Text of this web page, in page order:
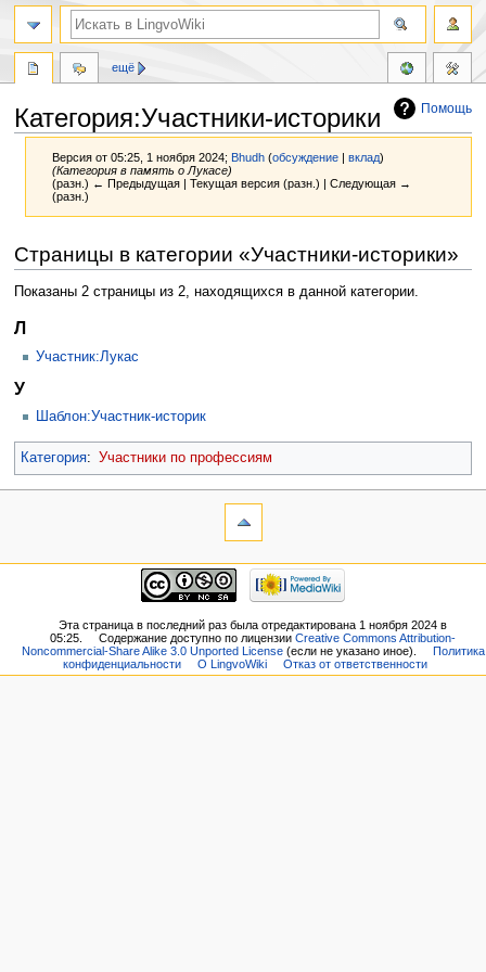
Помощь
Категория:Участники-историки
Версия от 05:25, 1 ноября 2024;Bhudh (обсуждение |вклад)
(Категория в память о Лукасе)
(разн.) ← Предыдущая | Текущая версия (разн.) | Следующая →
(разн.)
к
навигации
к
поиску
Страницы в категории «Участники-историки»
Показаны 2 страницы из 2, находящихся в данной категории.
Л
Участник:Лукас
У
Шаблон:Участник-историк
Категория: Участники по профессиям
ещё
Эта страница в последний раз была отредактирована 1 ноября 2024 в
05:25.
Содержание доступно по лицензииCreative Commons Attribution-
Noncommercial-Share Alike 3.0 Unported License(если не указано иное).
Политика
конфиденциальности
О LingvoWiki Отказ от ответственности